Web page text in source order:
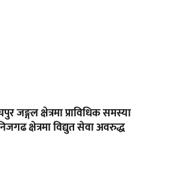
जङ्गल क्षेत्रमा प्राविधिक समस्या
क्षेत्रमा विद्युत सेवा अवरुद्ध